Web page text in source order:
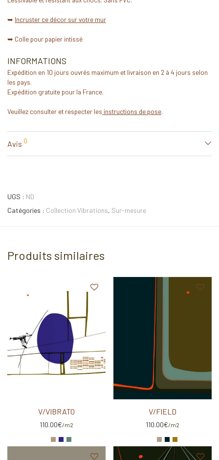
➥ Incruster ce décor sur votre mur
➥ Colle pour papier intissé
INFORMATIONS
Expédition en 10 jours ouvrés maximum et livraison en 2 à 4 jours selon
les pays.
Expédition gratuite pour la France.
Veuillez consulter et respecter les instructions de pose.
Avis 0
UGS : ND
Catégories : Collection Vibrations, Sur-mesure
Produits similaires
V/VIBRATO
110.00€/m2
V/FIELD
110.00€/m2